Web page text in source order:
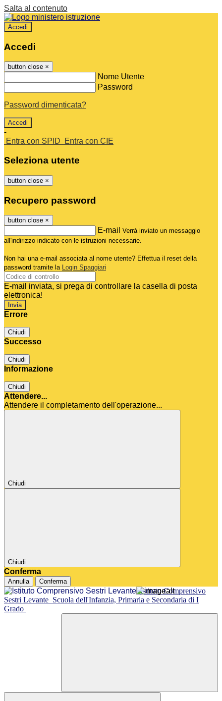
Salta al contenuto
Accedi
Accedi
button close ×
Nome Utente
Password
Password dimenticata?
-
Entra con SPID
Entra con CIE
Seleziona utente
button close ×
Recupero password
button close ×
E-mail Verrà inviato un messaggio
all'indirizzo indicato con le istruzioni necessarie.
Non hai una e-mail associata al nome utente? Effettua il reset della
password tramite la Login Spaggiari
E-mail inviata, si prega di controllare la casella di posta
elettronica!
Errore
Chiudi
Successo
Chiudi
Informazione
Chiudi
Attendere...
Attendere il completamento dell'operazione...
Chiudi
Chiudi
Conferma
Annulla Conferma
Istituto Comprensivo
Sestri Levante Scuola dell'Infanzia, Primaria e Secondaria di I
Grado